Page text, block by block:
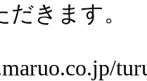
きます。